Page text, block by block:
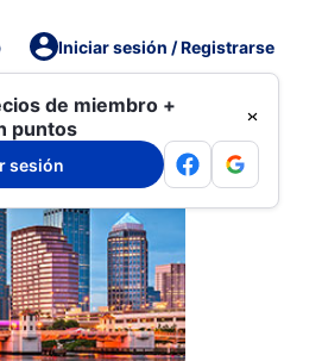
Iniciar sesión / Registrarse
de miembro +
puntos
sesión